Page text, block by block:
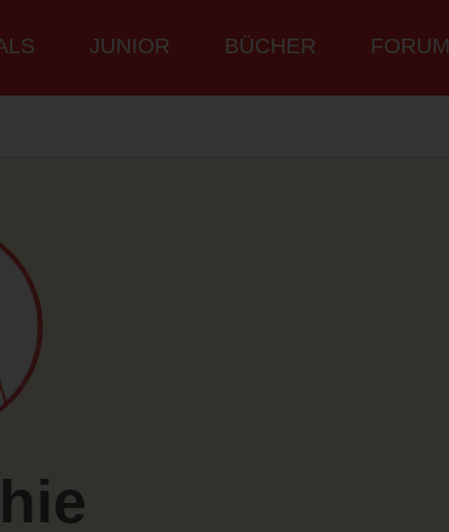
JUNIOR BÜCHER FORUM